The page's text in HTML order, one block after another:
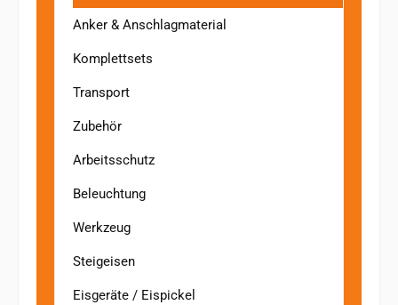
Anker & Anschlagmaterial
Komplettsets
Transport
Zubehör
Arbeitsschutz
Beleuchtung
Werkzeug
Steigeisen
Eisgeräte / Eispickel